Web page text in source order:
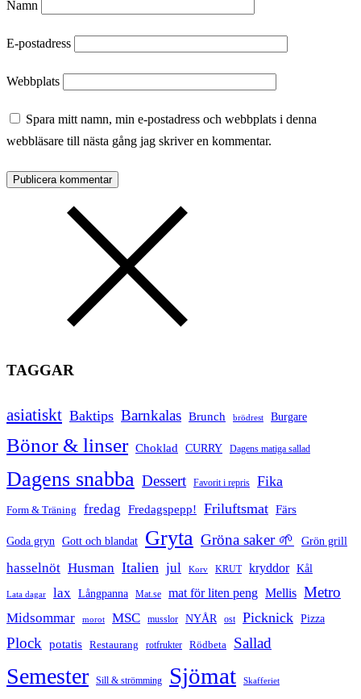
Namn
E-postadress
Webbplats
Spara mitt namn, min e-postadress och webbplats i denna
webbläsare till nästa gång jag skriver en kommentar.
TAGGAR
asiatiskt Baktips Barnkalas Brunch brödrest Burgare
Bönor & linser Choklad CURRY Dagens matiga sallad
Dagens snabba Dessert Favorit i repris Fika
Form & Träning fredag Fredagspepp! Friluftsmat Färs
Goda gryn Gott och blandat Gryta Gröna saker 🌱 Grön grill
hasselnöt Husman Italien jul Korv KRUT kryddor Kål
Lata dagar lax Långpanna Mat.se mat för liten peng Mellis Metro
Midsommar morot MSC musslor NYÅR ost Picknick Pizza
Plock potatis Restaurang rotfrukter Rödbeta Sallad
Semester Sill & strömming Sjömat Skafferiet